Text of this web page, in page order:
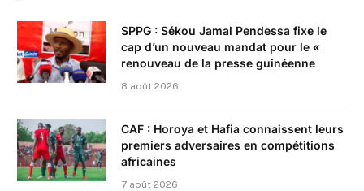
SPPG : Sékou Jamal Pendessa fixe le
cap d’un nouveau mandat pour le «
renouveau de la presse guinéenne
8 août 2026
CAF : Horoya et Hafia connaissent leurs
premiers adversaires en compétitions
africaines
7 août 2026